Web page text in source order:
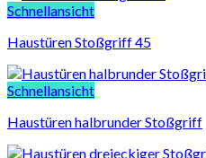
Schnellansicht
Haustüren Stoßgriff 45
Schnellansicht
Haustüren halbrunder Stoßgriff